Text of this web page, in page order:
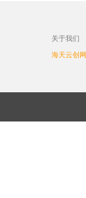
关于我们
海天云创网